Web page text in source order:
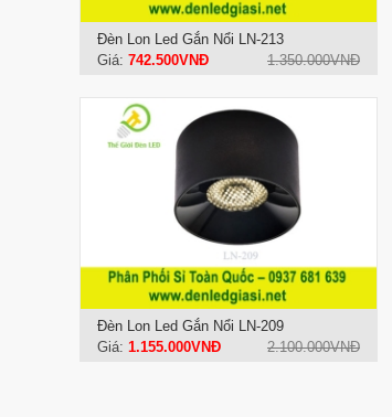
Đèn Lon Led Gắn Nổi LN-213
Giá: 742.500VNĐ 1.350.000VNĐ
Đèn Lon Led Gắn Nổi LN-209
Giá: 1.155.000VNĐ 2.100.000VNĐ